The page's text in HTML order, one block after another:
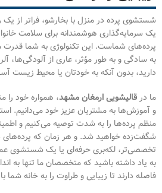
شستشوی پرده در منزل با بخارشو، فراتر از
یک سرمایه‌گذاری هوشمندانه برای سلامت
پرده‌های شماست. این تکنولوژی به شما قدرت
به سادگی و به طور مؤثر، عاری از آلودگی‌ها،
دارید، بدون آنکه به خودتان یا محیط زیست
ما در قالیشویی ارمغان مشهد، همواره خود را
و آموزش‌ها به مشتریان عزیز خود می‌دانیم.
منظم پرده‌ها را به شدت توصیه می‌کنیم و
شگفت‌زده خواهید شد. و هر زمان که
تخصصی‌تر، لکه‌بری حرفه‌ای یا یک شستشوی
به یاد داشته باشید که متخصصان ما تنها به
فاصله دارند تا زیبایی و طراوت را به خانه شما